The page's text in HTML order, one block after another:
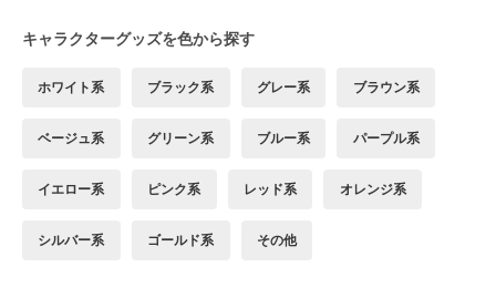
キャラクターグッズを色から探す
ホワイト系 ブラック系 グレー系 ブラウン系
ベージュ系 グリーン系 ブルー系 パープル系
イエロー系 ピンク系 レッド系 オレンジ系
シルバー系 ゴールド系 その他